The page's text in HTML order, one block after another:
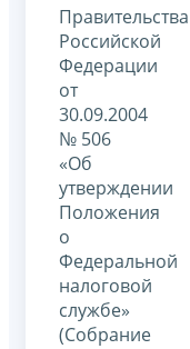
Правительства
Российской
Федерации
от
30.09.2004
№ 506
«Об
утверждении
Положения
о
Федеральной
налоговой
службе»
(Собрание